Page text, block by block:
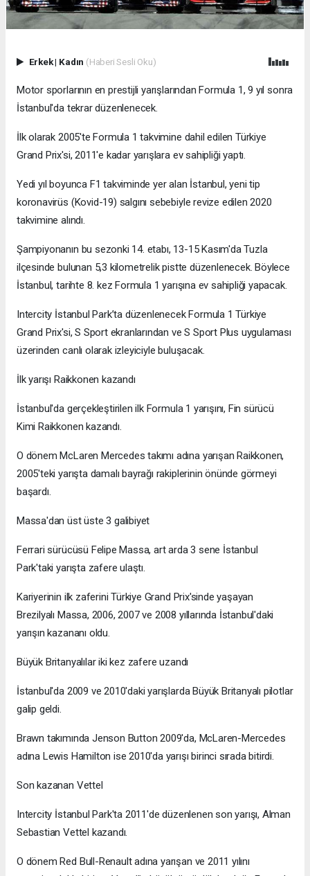
Erkek| Kadın (Haberi Sesli Oku)
Motor sporlarının en prestijli yarışlarından Formula 1, 9 yıl sonra
İstanbul'da tekrar düzenlenecek.
İlk olarak 2005'te Formula 1 takvimine dahil edilen Türkiye
Grand Prix'si, 2011'e kadar yarışlara ev sahipliği yaptı.
Yedi yıl boyunca F1 takviminde yer alan İstanbul, yeni tip
koronavirüs (Kovid-19) salgını sebebiyle revize edilen 2020
takvimine alındı.
Şampiyonanın bu sezonki 14. etabı, 13-15 Kasım'da Tuzla
ilçesinde bulunan 5,3 kilometrelik pistte düzenlenecek. Böylece
İstanbul, tarihte 8. kez Formula 1 yarışına ev sahipliği yapacak.
Intercity İstanbul Park’ta düzenlenecek Formula 1 Türkiye
Grand Prix'si, S Sport ekranlarından ve S Sport Plus uygulaması
üzerinden canlı olarak izleyiciyle buluşacak.
İlk yarışı Raikkonen kazandı
İstanbul'da gerçekleştirilen ilk Formula 1 yarışını, Fin sürücü
Kimi Raikkonen kazandı.
O dönem McLaren Mercedes takımı adına yarışan Raikkonen,
2005'teki yarışta damalı bayrağı rakiplerinin önünde görmeyi
başardı.
Massa'dan üst üste 3 galibiyet
Ferrari sürücüsü Felipe Massa, art arda 3 sene İstanbul
Park'taki yarışta zafere ulaştı.
Kariyerinin ilk zaferini Türkiye Grand Prix'sinde yaşayan
Brezilyalı Massa, 2006, 2007 ve 2008 yıllarında İstanbul'daki
yarışın kazananı oldu.
Büyük Britanyalılar iki kez zafere uzandı
İstanbul'da 2009 ve 2010'daki yarışlarda Büyük Britanyalı pilotlar
galip geldi.
Brawn takımında Jenson Button 2009'da, McLaren-Mercedes
adına Lewis Hamilton ise 2010'da yarışı birinci sırada bitirdi.
Son kazanan Vettel
Intercity İstanbul Park'ta 2011'de düzenlenen son yarışı, Alman
Sebastian Vettel kazandı.
O dönem Red Bull-Renault adına yarışan ve 2011 yılını